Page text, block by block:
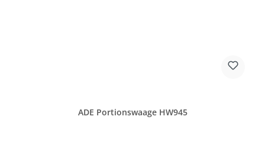
ADE Portionswaage HW945